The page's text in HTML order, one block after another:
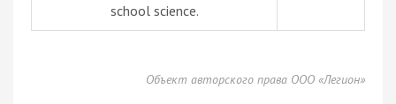
school science.
Объект авторского права ООО «Легион»